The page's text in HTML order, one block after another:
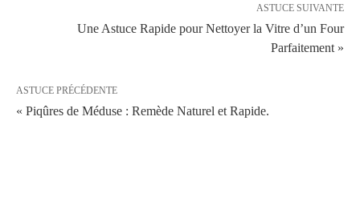
ASTUCE SUIVANTE
Une Astuce Rapide pour Nettoyer la Vitre d’un Four
Parfaitement »
ASTUCE PRÉCÉDENTE
« Piqûres de Méduse : Remède Naturel et Rapide.